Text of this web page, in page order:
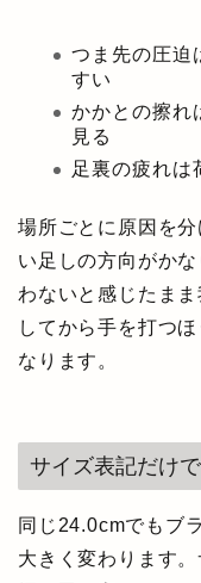
つま先の圧迫
すい
かかとの擦れ
見る
足裏の疲れは
場所ごとに原因を
い足しの方向がか
わないと感じたま
してから手を打つ
なります。
サイズ表記だけ
同じ24.0cmでもブ
大きく変わります